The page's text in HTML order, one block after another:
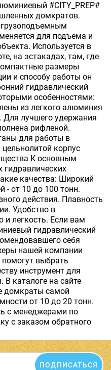
#CITY_PREP#
домкратов.
для подъема и
Используется в
на эстакадах, там, где
размеры
и способу работы он
гидравлический
особенностями:
из легкого алюминия
лучшего удержания
рифленой.
для работы в
корпус
К основным
качества: Широкий
- от 10 до 100 тонн.
действия. Плавность
Удобство в
легкость. Если вам
гидравлический
себя
нашей компании
помогут выбрать
инструмент для
В каталоге на сайте
домкраты самой
от 10 до 20 тонн.
с менеджерами по
с заказом обратного
ПОДПИСАТЬСЯ